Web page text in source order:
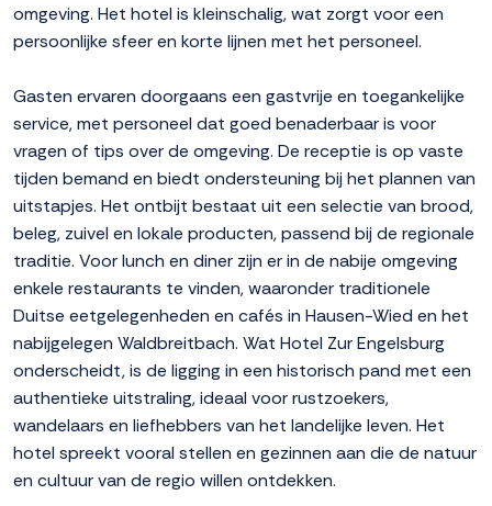
omgeving. Het hotel is kleinschalig, wat zorgt voor een
persoonlijke sfeer en korte lijnen met het personeel.
Gasten ervaren doorgaans een gastvrije en toegankelijke
service, met personeel dat goed benaderbaar is voor
vragen of tips over de omgeving. De receptie is op vaste
tijden bemand en biedt ondersteuning bij het plannen van
uitstapjes. Het ontbijt bestaat uit een selectie van brood,
beleg, zuivel en lokale producten, passend bij de regionale
traditie. Voor lunch en diner zijn er in de nabije omgeving
enkele restaurants te vinden, waaronder traditionele
Duitse eetgelegenheden en cafés in Hausen-Wied en het
nabijgelegen Waldbreitbach. Wat Hotel Zur Engelsburg
onderscheidt, is de ligging in een historisch pand met een
authentieke uitstraling, ideaal voor rustzoekers,
wandelaars en liefhebbers van het landelijke leven. Het
hotel spreekt vooral stellen en gezinnen aan die de natuur
en cultuur van de regio willen ontdekken.